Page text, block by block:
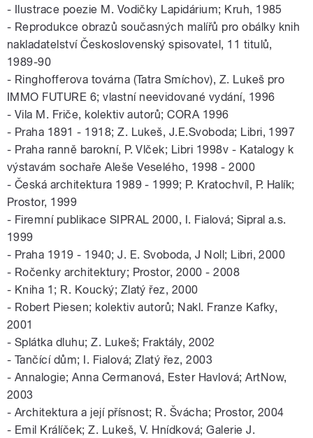
- Ilustrace poezie M. Vodičky Lapidárium; Kruh, 1985
- Reprodukce obrazů současných malířů pro obálky knih
nakladatelství Československý spisovatel, 11 titulů,
1989-90
- Ringhofferova továrna (Tatra Smíchov), Z. Lukeš pro
IMMO FUTURE 6; vlastní neevidované vydání, 1996
- Vila M. Friče, kolektiv autorů; CORA 1996
- Praha 1891 - 1918; Z. Lukeš, J.E.Svoboda; Libri, 1997
- Praha ranně barokní, P. Vlček; Libri 1998v - Katalogy k
výstavám sochaře Aleše Veselého, 1998 - 2000
- Česká architektura 1989 - 1999; P. Kratochvíl, P. Halík;
Prostor, 1999
- Firemní publikace SIPRAL 2000, I. Fialová; Sipral a.s.
1999
- Praha 1919 - 1940; J. E. Svoboda, J Noll; Libri, 2000
- Ročenky architektury; Prostor, 2000 - 2008
- Kniha 1; R. Koucký; Zlatý řez, 2000
- Robert Piesen; kolektiv autorů; Nakl. Franze Kafky,
2001
- Splátka dluhu; Z. Lukeš; Fraktály, 2002
- Tančící dům; I. Fialová; Zlatý řez, 2003
- Annalogie; Anna Cermanová, Ester Havlová; ArtNow,
2003
- Architektura a její přísnost; R. Švácha; Prostor, 2004
- Emil Králíček; Z. Lukeš, V. Hnídková; Galerie J.